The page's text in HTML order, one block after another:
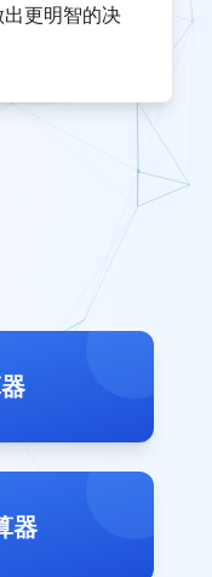
更明智的决
器